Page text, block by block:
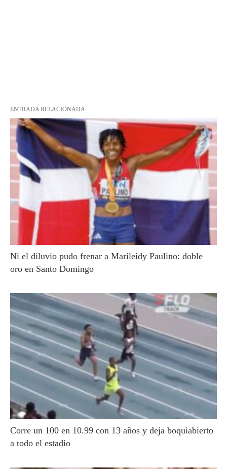
ENTRADA RELACIONADA
Ni el diluvio pudo frenar a Marileidy Paulino: doble
oro en Santo Domingo
Corre un 100 en 10.99 con 13 años y deja boquiabierto
a todo el estadio